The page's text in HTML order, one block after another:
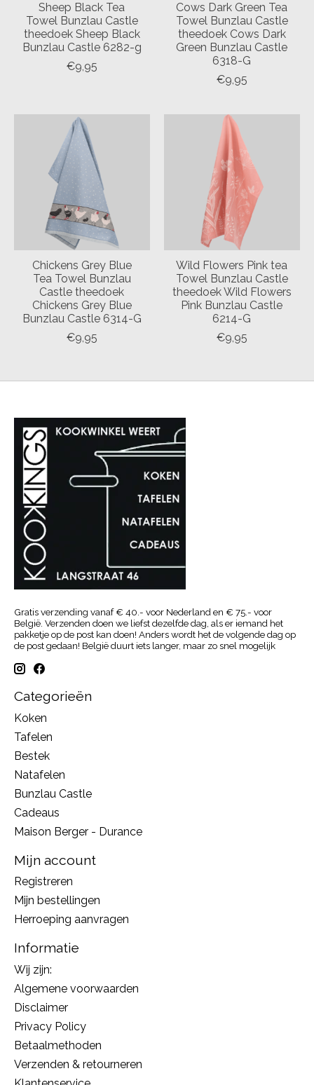
Sheep Black Tea
Towel Bunzlau Castle
theedoek Sheep Black
Bunzlau Castle 6282-g
€9,95
Cows Dark Green Tea
Towel Bunzlau Castle
theedoek Cows Dark
Green Bunzlau Castle
6318-G
€9,95
Chickens Grey Blue
Tea Towel Bunzlau
Castle theedoek
Chickens Grey Blue
Bunzlau Castle 6314-G
€9,95
Wild Flowers Pink tea
Towel Bunzlau Castle
theedoek Wild Flowers
Pink Bunzlau Castle
6214-G
€9,95
Gratis verzending vanaf € 40.- voor Nederland en € 75.- voor
België. Verzenden doen we liefst dezelfde dag, als er iemand het
pakketje op de post kan doen! Anders wordt het de volgende dag op
de post gedaan! België duurt iets langer, maar zo snel mogelijk
Categorieën
Koken
Tafelen
Bestek
Natafelen
Bunzlau Castle
Cadeaus
Maison Berger - Durance
Mijn account
Registreren
Mijn bestellingen
Herroeping aanvragen
Informatie
Wij zijn:
Algemene voorwaarden
Disclaimer
Privacy Policy
Betaalmethoden
Verzenden & retourneren